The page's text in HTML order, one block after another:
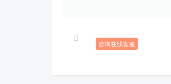
咨询在线客服